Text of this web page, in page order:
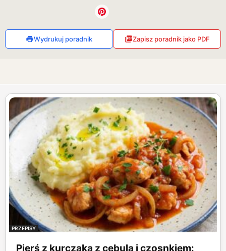
Wydrukuj poradnik Zapisz poradnik jako PDF
PRZEPISY
Pierś z kurczaka z cebulą i czosnkiem: